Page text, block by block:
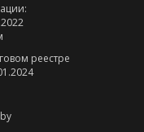
реестре